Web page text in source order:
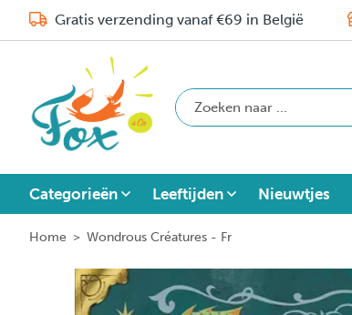
Gratis verzending vanaf €69 in België
Categorieën Leeftijden Nieuwtjes
Home > Wondrous Créatures - Fr